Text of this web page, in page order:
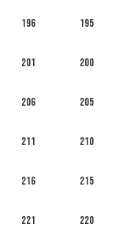
195
196
200
201
205
206
210
211
215
216
220
221